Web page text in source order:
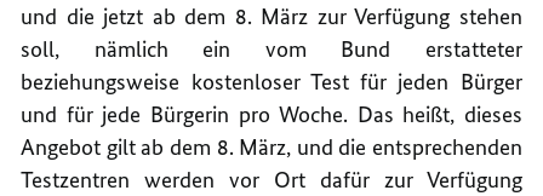
und die jetzt ab dem 8. März zur Verfügung stehen
soll, nämlich ein vom Bund erstatteter
beziehungsweise kostenloser Test für jeden Bürger
und für jede Bürgerin pro Woche. Das heißt, dieses
Angebot gilt ab dem 8. März, und die entsprechenden
Testzentren werden vor Ort dafür zur Verfügung